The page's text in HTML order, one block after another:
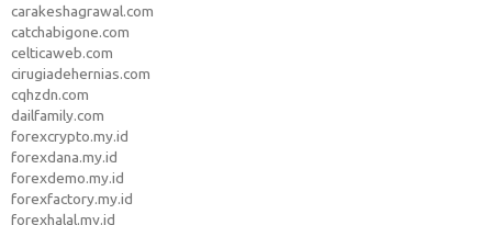
carakeshagrawal.com
catchabigone.com
celticaweb.com
cirugiadehernias.com
cqhzdn.com
dailfamily.com
forexcrypto.my.id
forexdana.my.id
forexdemo.my.id
forexfactory.my.id
forexhalal.my.id